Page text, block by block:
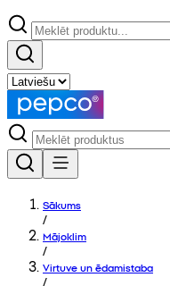
Sākums
/
Mājoklim
/
Virtuve un ēdamistaba
/